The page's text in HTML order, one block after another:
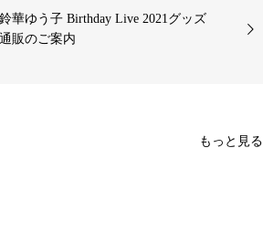
鈴華ゆう子 Birthday Live 2021グッズ
通販のご案内
もっと見る